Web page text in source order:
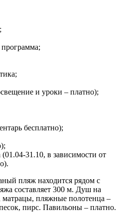
программа;
и уроки – платно);
бесплатно);
31.10, в зависимости от
пляж находится рядом с
составляет 300 м. Душ на
пляжные полотенца –
пирс. Павильоны – платно.